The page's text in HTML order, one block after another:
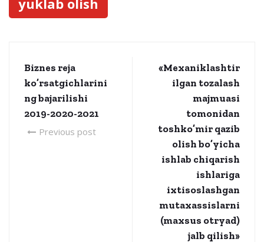
Biznes reja
ko’rsatgichlarini
ng bajarilishi
2019-2020-2021
Previous post
«Mexaniklashtir
ilgan tozalash
majmuasi
tomonidan
toshko’mir qazib
olish bo’yicha
ishlab chiqarish
ishlariga
ixtisoslashgan
mutaxassislarni
(maxsus otryad)
jalb qilish»